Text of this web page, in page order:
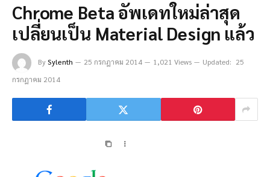
Chrome Beta อัพเดทใหม่ล่าสุด
เปลี่ยนเป็น Material Design แล้ว
BySylenth 25 กรกฎาคม 2014 1,021 Views Updated: 25
กรกฎาคม 2014